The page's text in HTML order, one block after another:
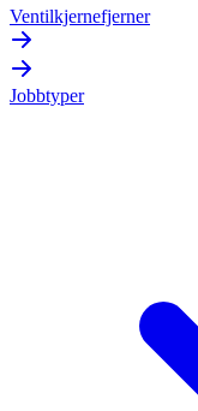
Ventilkjernefjerner
Jobbtyper